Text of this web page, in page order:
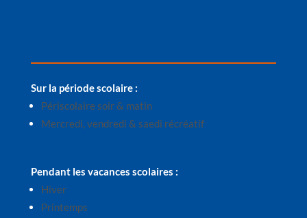
Sur la période scolaire :
Périscolaire soir & matin
Mercredi, vendredi & saedi récréatif
Pendant les vacances scolaires :
Hiver
Printemps